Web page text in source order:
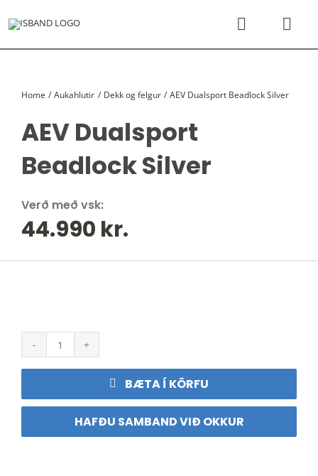
content
Toggle
VEFVERSLUN
Home Aukahlutir Dekk og felgur AEV Dualsport Beadlock Silver
AEV Dualsport
Beadlock Silver
Verð með vsk:
44.990 kr.
AEV
quantity
BÆTA Í KÖRFU
HAFÐU SAMBAND VIÐ OKKUR